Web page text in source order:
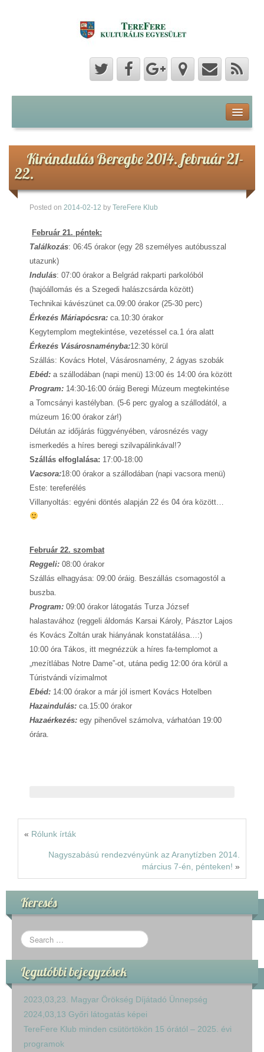
Hozzászólások
Hírek
Képek
Videók
Rólunk
Kapcsolat
Kirándulás Beregbe 2014. február 21-
22.
Posted on 2014-02-12 by TereFere Klub
Február 21. péntek:
Találkozás: 06:45 órakor (egy 28 személyes autóbusszal
utazunk)
Indulás: 07:00 órakor a Belgrád rakparti parkolóból
(hajóállomás és a Szegedi halászcsárda között)
Technikai kávészünet ca.09:00 órakor (25-30 perc)
Érkezés Máriapócsra: ca.10:30 órakor
Kegytemplom megtekintése, vezetéssel ca.1 óra alatt
Érkezés Vásárosnaményba:12:30 körül
Szállás: Kovács Hotel, Vásárosnamény, 2 ágyas szobák
Ebéd: a szállodában (napi menü) 13:00 és 14:00 óra között
Program: 14:30-16:00 óráig Beregi Múzeum megtekintése
a Tomcsányi kastélyban. (5-6 perc gyalog a szállodától, a
múzeum 16:00 órakor zár!)
Délután az időjárás függvényében, városnézés vagy
ismerkedés a híres beregi szilvapálinkával!?
Szállás elfoglalása: 17:00-18:00
Vacsora:18:00 órakor a szállodában (napi vacsora menü)
Este: tereferélés
Villanyoltás: egyéni döntés alapján 22 és 04 óra között…
Február 22. szombat
Reggeli: 08:00 órakor
Szállás elhagyása: 09:00 óráig. Beszállás csomagostól a
buszba.
Program: 09:00 órakor látogatás Turza József
halastavához (reggeli áldomás Karsai Károly, Pásztor Lajos
és Kovács Zoltán urak hiányának konstatálása…:)
10:00 óra Tákos, itt megnézzük a híres fa-templomot a
„mezítlábas Notre Dame”-ot, utána pedig 12:00 óra körül a
Túristvándi vízimalmot
Ebéd: 14:00 órakor a már jól ismert Kovács Hotelben
Hazaindulás: ca.15:00 órakor
Hazaérkezés: egy pihenővel számolva, várhatóan 19:00
órára.
« Rólunk írták
Nagyszabású rendezvényünk az Aranytízben 2014.
március 7-én, pénteken! »
Keresés
Legutóbbi bejegyzések
2023,03,23. Magyar Örökség Díjátadó Ünnepség
2024,03,13 Győri látogatás képei
TereFere Klub minden csütörtökön 15 órától – 2025. évi
programok